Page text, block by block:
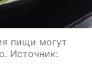
пищи могут
Источник: